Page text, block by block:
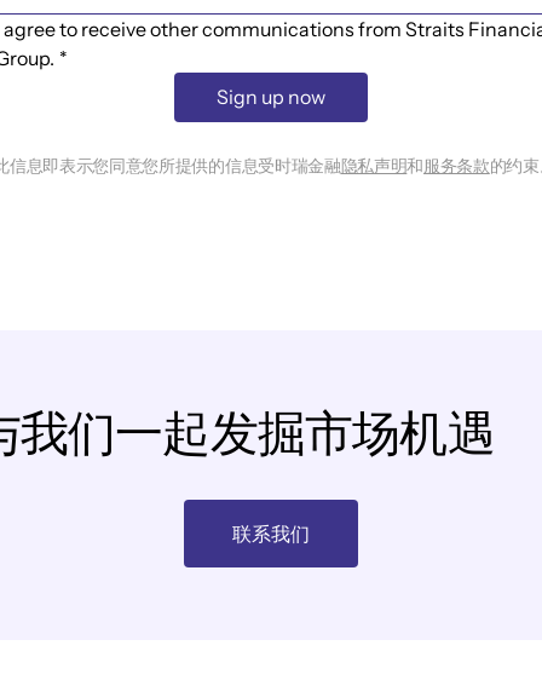
agree to receive other communications from Straits
*
Sign up now
信息即表示您同意您所提供的信息受时瑞金融隐私声明和服务条款的约
我们一起发掘市场机遇
联系我们